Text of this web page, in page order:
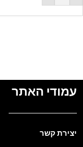
עמודי האתר
יצירת קשר